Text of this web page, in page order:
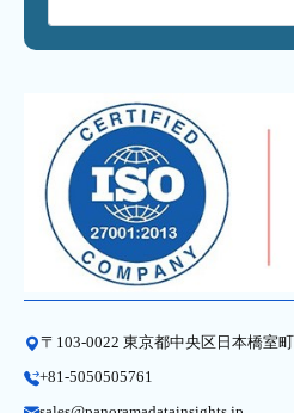
〒103-0022 東京都中央区日本橋室
+81-5050505761